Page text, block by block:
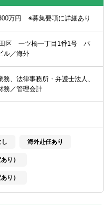
会計士試験合格向けの求人
（米国公認会計士）の求人
会計士の転職
お役立ち情報
サービス紹介
万円 ※募集要項に詳細あり
区 一ツ橋一丁目1番1号 パ
ル／海外
務、法律事務所・弁護士法人、
務／管理会計
し 海外赴任あり
り）
り）